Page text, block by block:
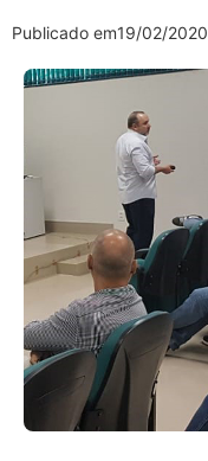
Publicado em19/02/2020